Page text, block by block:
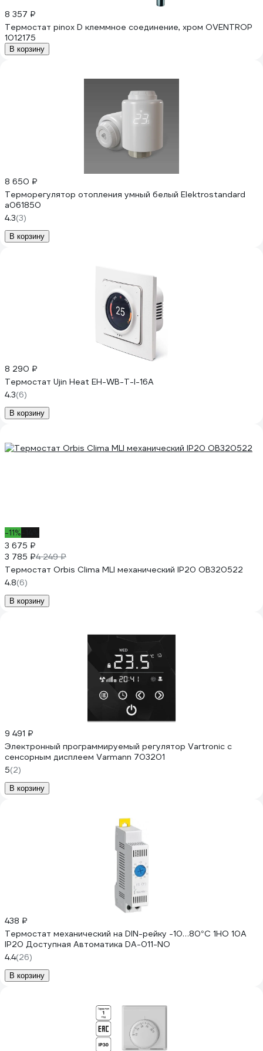
8 357 ₽
Термостат pinox D клеммное соединение, хром OVENTROP
1012175
В корзину
8 650 ₽
Терморегулятор отопления умный белый Elektrostandard
a061850
4.3(3)
В корзину
8 290 ₽
Термостат Ujin Heat EH-WB-T-I-16А
4.3(6)
В корзину
-11%
3 675 ₽
3 785 ₽4 249 ₽
Термостат Orbis Clima MLI механический IP20 OB320522
4.8(6)
В корзину
9 491 ₽
Электронный программируемый регулятор Vartronic с
сенсорным дисплеем Varmann 703201
5(2)
В корзину
438 ₽
Термостат механический на DIN-рейку -10…80°С 1НО 10А
IP20 Доступная Автоматика DA-011-NO
4.4(26)
В корзину